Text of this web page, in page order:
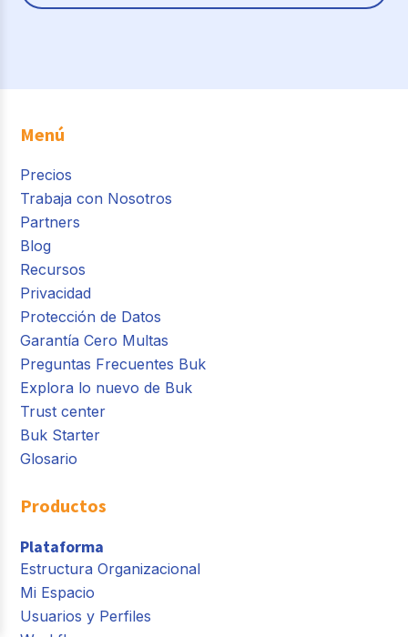
Menú
Precios
Trabaja con Nosotros
Partners
Blog
Recursos
Privacidad
Protección de Datos
Garantía Cero Multas
Preguntas Frecuentes Buk
Explora lo nuevo de Buk
Trust center
Buk Starter
Glosario
Productos
Plataforma
Estructura Organizacional
Mi Espacio
Usuarios y Perfiles